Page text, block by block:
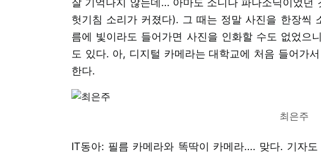
헛기침 소리가 커졌다). 그 때는 정말 사진을 한장씩
름에 빛이라도 들어가면 사진을 인화할 수도 없었
도 있다. 아, 디지털 카메라는 대학교에 처음 들어가
한다.
최은주
IT동아: 필름 카메라와 똑딱이 카메라…. 맞다. 기자